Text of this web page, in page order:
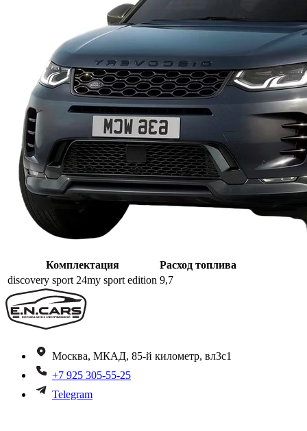
Комплектация
Расход топлива
discovery sport 24my sport edition 9,7
Москва, МКАД, 85-й километр, вл3с1
+7 925 305-55-25
Telegram